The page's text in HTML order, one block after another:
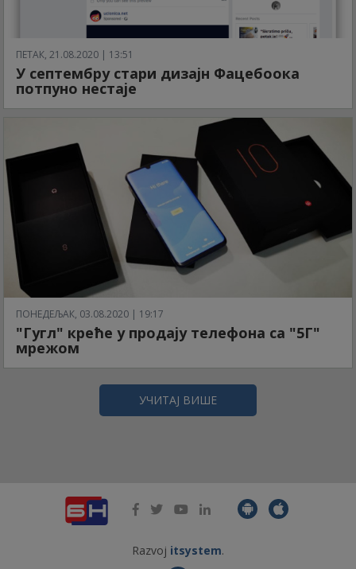
ПЕТАК, 21.08.2020 | 13:51
У септембру стари дизајн Фацебоока
потпуно нестаје
ПОНЕДЕЉАК, 03.08.2020 | 19:17
"Гугл" креће у продају телефона са "5Г"
мрежом
УЧИТАЈ ВИШЕ
Razvoj itsystem.